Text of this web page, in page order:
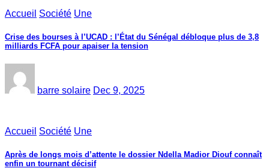
Accueil Société Une
Crise des bourses à l’UCAD : l’État du Sénégal débloque plus de 3,8
milliards FCFA pour apaiser la tension
barre solaire Dec 9, 2025
Accueil Société Une
Après de longs mois d’attente le dossier Ndella Madior Diouf connaît
enfin un tournant décisif